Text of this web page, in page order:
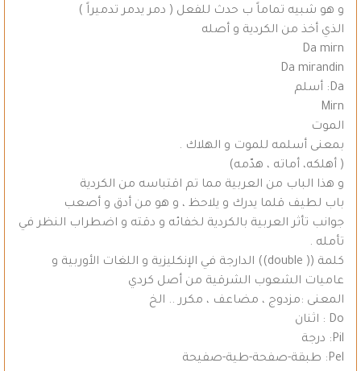
و هو شبيه تماماً ب حدث للفعل ( دمر يدمر تدميراً )
الذي أخذ من الكردية و أصله
Da mirn
Da mirandin
Da: أسلم
Mirn
الموت
بمعنى أسلمه للموت و الهلاك .
( أهلكه، أماته ، هدّمه)
و هذا الباب من العربية مما تم اقتباسه من الكردية
باب لطيف قلما يدرك و يلاحظ ، و هو من أدق و أصعب
جوانب تأثر العربية بالكردية لخفائه و دقته و اضطراب النظر في
تأمله .
كلمة (( double)) الدارجة في الإنكليزية و اللغات الأوربية و
عاميات الشعوب الشرقية من أصل كردي
المعنى :مزدوج ، مضاعف ، مكرر .. الخ
Do : اثنان
Pil: درجة
Pel: طبقة-صفحة-طية-صفيحة